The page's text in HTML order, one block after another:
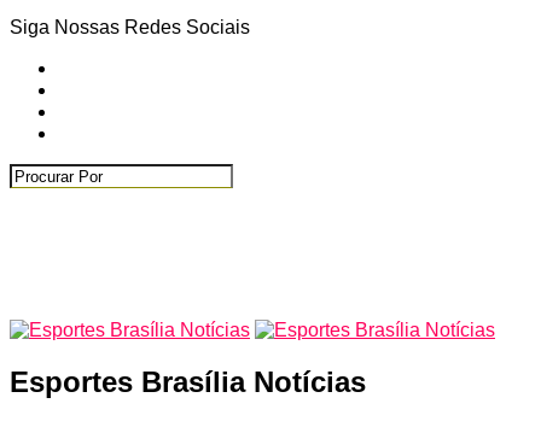
Siga Nossas Redes Sociais
Esportes Brasília Notícias